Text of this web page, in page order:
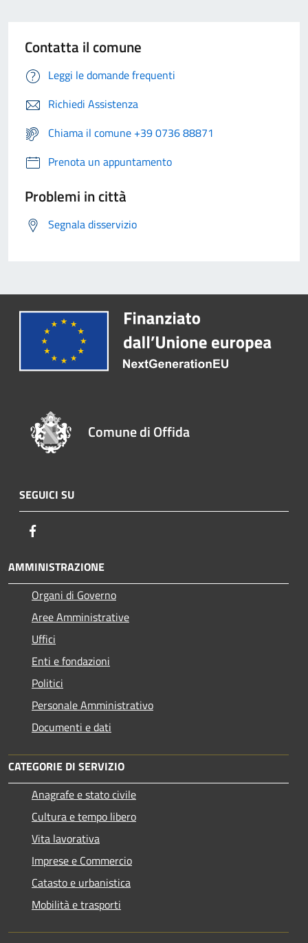
Contatta il comune
Leggi le domande frequenti
Richiedi Assistenza
Chiama il comune +39 0736 88871
Prenota un appuntamento
Problemi in città
Segnala disservizio
Comune di Offida
SEGUICI SU
AMMINISTRAZIONE
Organi di Governo
Aree Amministrative
Uffici
Enti e fondazioni
Politici
Personale Amministrativo
Documenti e dati
CATEGORIE DI SERVIZIO
Anagrafe e stato civile
Cultura e tempo libero
Vita lavorativa
Imprese e Commercio
Catasto e urbanistica
Mobilità e trasporti